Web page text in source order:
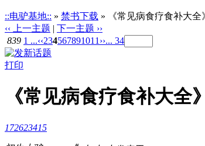
::电驴基地:: » 禁书下载 » 《常见病食疗食补大
‹‹ 上一主题 | 下一主题 ››
839 1 ...‹‹234567891011 ››... 34
打印
《常见病食疗食补大
172623415